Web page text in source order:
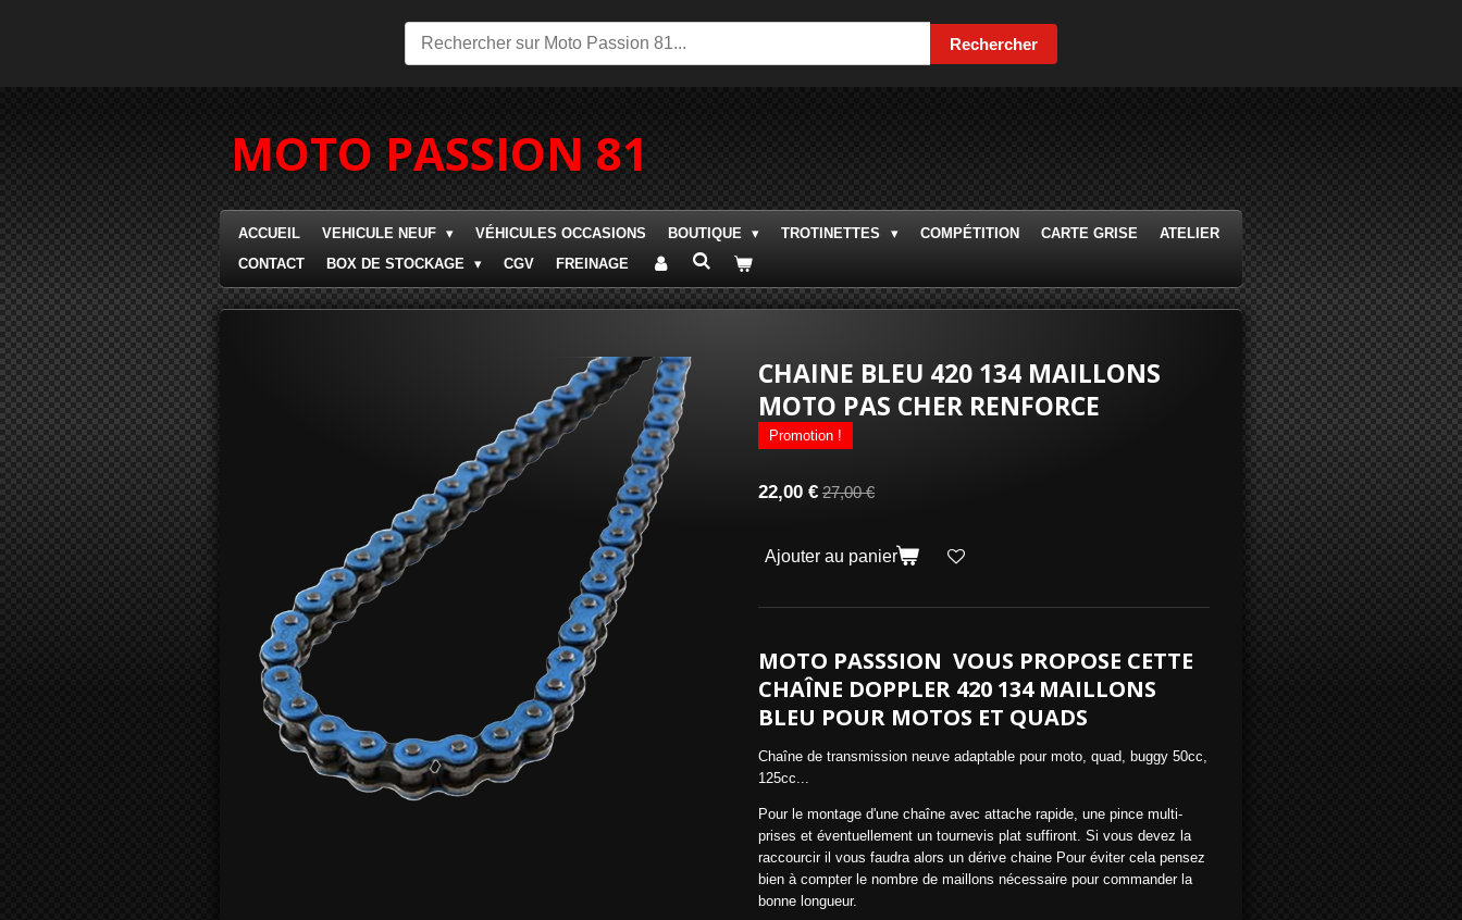
Rechercher
MOTO PASSION 81
ACCUEIL VEHICULE NEUF VÉHICULES OCCASIONS BOUTIQUE TROTINETTES COMPÉTITION CARTE GRISE
ATELIER
CONTACT
BOX DE STOCKAGE CGV FREINAGE
CHAINE BLEU 420 134 MAILLONS
MOTO PAS CHER RENFORCE
Promotion !
22,00 € 27,00 €
Ajouter au panier
MOTO PASSSION VOUS PROPOSE CETTE
CHAÎNE DOPPLER 420 134 MAILLONS
BLEU POUR MOTOS ET QUADS
Chaîne de transmission neuve adaptable pour moto, quad, buggy 50cc,
125cc...
Pour le montage d'une chaîne avec attache rapide, une pince multi-
prises et éventuellement un tournevis plat suffiront. Si vous devez la
raccourcir il vous faudra alors un dérive chaine Pour éviter cela pensez
bien à compter le nombre de maillons nécessaire pour commander la
bonne longueur.